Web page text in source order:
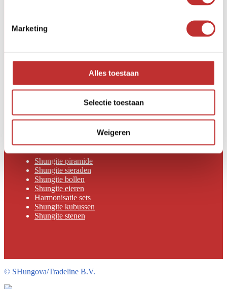
Marketing
Alles toestaan
Selectie toestaan
Weigeren
Mijn account
Klachtenprocedure
Algemene Voorwaarden
PRODUCTEN
Shungite piramide
Shungite sieraden
Shungite bollen
Shungite eieren
Harmonisatie sets
Shungite kubussen
Shungite stenen
© SHungova/Tradeline B.V.